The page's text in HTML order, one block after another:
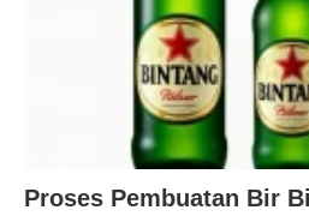
Proses Pembuatan Bir